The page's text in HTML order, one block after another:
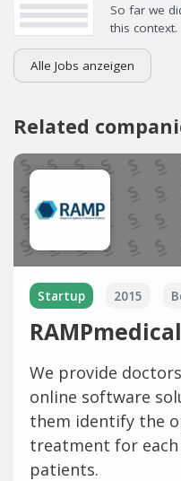
So far we
this context.
Alle Jobs anzeigen
Related
Startup 2015
RAMPmedical
We provide
online software
them identify the
treatment for
patients.